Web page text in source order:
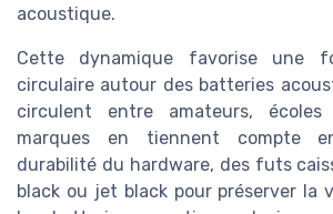
acoustique.
Cette dynamique favorise une
circulaire autour des batteries
circulent entre amateurs,
marques en tiennent compte
durabilité du hardware, des futs
black ou jet black pour préserver la